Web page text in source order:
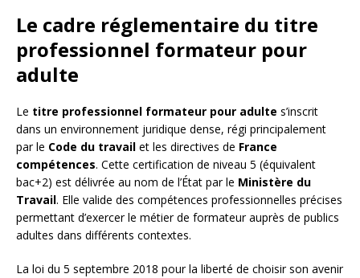
Le cadre réglementaire du titre
professionnel formateur pour
adulte
Le titre professionnel formateur pour adulte s’inscrit
dans un environnement juridique dense, régi principalement
par le Code du travail et les directives de France
compétences. Cette certification de niveau 5 (équivalent
bac+2) est délivrée au nom de l’État par le Ministère du
Travail. Elle valide des compétences professionnelles précises
permettant d’exercer le métier de formateur auprès de publics
adultes dans différents contextes.
La loi du 5 septembre 2018 pour la liberté de choisir son avenir